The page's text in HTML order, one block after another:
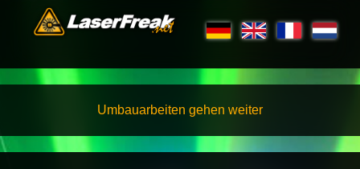
Umbauarbeiten gehen weiter